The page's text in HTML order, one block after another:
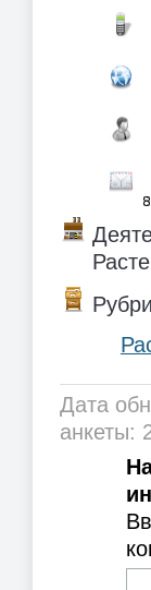
Дата
анкеты: